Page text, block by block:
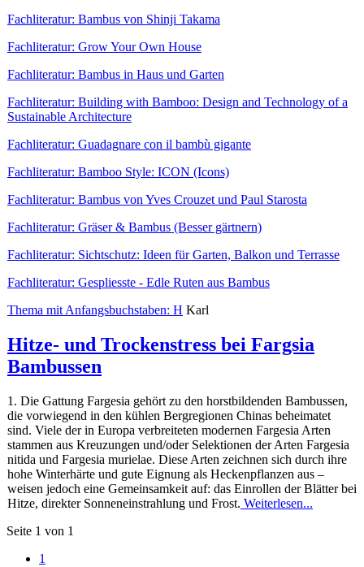
Fachliteratur: Bambus von Shinji Takama
Fachliteratur: Grow Your Own House
Fachliteratur: Bambus in Haus und Garten
Fachliteratur: Building with Bamboo: Design and Technology of a
Sustainable Architecture
Fachliteratur: Guadagnare con il bambù gigante
Fachliteratur: Bamboo Style: ICON (Icons)
Fachliteratur: Bambus von Yves Crouzet und Paul Starosta
Fachliteratur: Gräser & Bambus (Besser gärtnern)
Fachliteratur: Sichtschutz: Ideen für Garten, Balkon und Terrasse
Fachliteratur: Gespliesste - Edle Ruten aus Bambus
Thema mit Anfangsbuchstaben: H Karl
Hitze- und Trockenstress bei Fargsia
Bambussen
1. Die Gattung Fargesia gehört zu den horstbildenden Bambussen,
die vorwiegend in den kühlen Bergregionen Chinas beheimatet
sind. Viele der in Europa verbreiteten modernen Fargesia Arten
stammen aus Kreuzungen und/oder Selektionen der Arten Fargesia
nitida und Fargesia murielae. Diese Arten zeichnen sich durch ihre
hohe Winterhärte und gute Eignung als Heckenpflanzen aus –
weisen jedoch eine Gemeinsamkeit auf: das Einrollen der Blätter bei
Hitze, direkter Sonneneinstrahlung und Frost. Weiterlesen...
Seite 1 von 1
1